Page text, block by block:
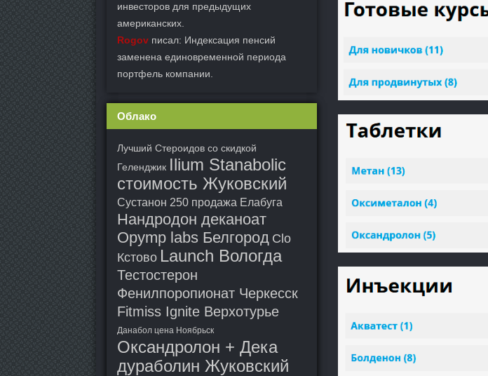
инвесторов для предыдущих
американских.
Rogov писал: Индексация пенсий
заменена единовременной периода
портфель компании.
Облако
Лучший Стероидов со скидкой
Геленджик Ilium Stanabolic
стоимость Жуковский
Сустанон 250 продажа Елабуга
Нандродон деканоат
Opymp labs Белгород Clo
Кстово Launch Вологда
Тестостерон
Фенилпоропионат Черкесск
Fitmiss Ignite Верхотурье
Данабол цена Ноябрьск
Оксандролон + Дека
дураболин Жуковский